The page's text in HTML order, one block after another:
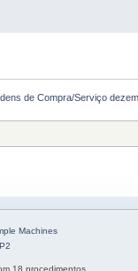
de Compra/Serviço
Machines
18 procedimentos.